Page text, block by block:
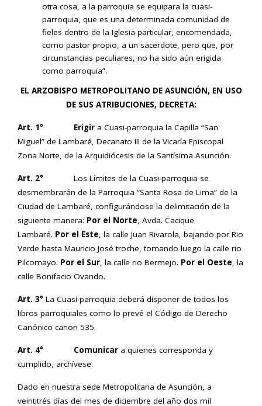
otra cosa, a la parroquia se equipara la cuasi-
parroquia, que es una determinada comunidad de
fieles dentro de la Iglesia particular, encomendada,
como pastor propio, a un sacerdote, pero que, por
circunstancias peculiares, no ha sido aún erigida
como parroquia”.
EL ARZOBISPO METROPOLITANO DE ASUNCIÓN, EN USO
DE SUS ATRIBUCIONES, DECRETA:
Art. 1° Erigir a Cuasi-parroquia la Capilla “San
Miguel” de Lambaré, Decanato III de la Vicaría Episcopal
Zona Norte, de la Arquidiócesis de la Santísima Asunción.
Art. 2° Los Límites de la Cuasi-parroquia se
desmembrarán de la Parroquia “Santa Rosa de Lima” de la
Ciudad de Lambaré, configurándose la delimitación de la
siguiente manera: Por el Norte, Avda. Cacique
Lambaré. Por el Este, la calle Juan Rivarola, bajando por Rio
Verde hasta Mauricio José troche, tomando luego la calle rio
Pilcomayo. Por el Sur, la calle rio Bermejo. Por el Oeste, la
calle Bonifacio Ovando.
Art. 3° La Cuasi-parroquia deberá disponer de todos los
libros parroquiales como lo prevé el Código de Derecho
Canónico canon 535.
Art. 4° Comunicar a quienes corresponda y
cumplido, archívese.
Dado en nuestra sede Metropolitana de Asunción, a
veintitrés días del mes de diciembre del año dos mil